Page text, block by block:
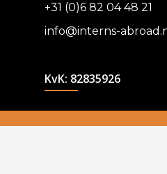
+31 (0)6 82 04 48 21
info@interns-
KvK: 82835926